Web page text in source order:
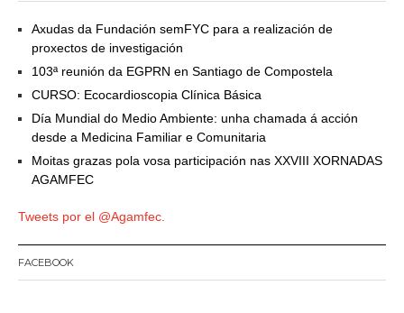
Axudas da Fundación semFYC para a realización de
proxectos de investigación
103ª reunión da EGPRN en Santiago de Compostela
CURSO: Ecocardioscopia Clínica Básica
Día Mundial do Medio Ambiente: unha chamada á acción
desde a Medicina Familiar e Comunitaria
Moitas grazas pola vosa participación nas XXVIII XORNADAS
AGAMFEC
Tweets por el @Agamfec.
FACEBOOK